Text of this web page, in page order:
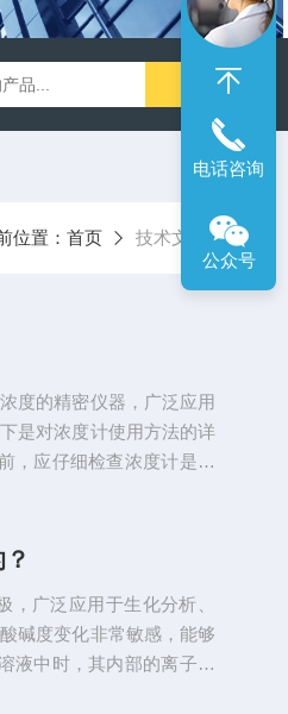
解氧仪 SX610笔式pH计
位置： 首页 技术文章
度的精密仪器，广泛应用
是对浓度计使用方法的详
，应仔细检查浓度计是否
品处理：对于需要测量的
广泛应用于生化分析、
碱度变化非常敏感，能够
液中时，其内部的离子选
电话咨询
公众号